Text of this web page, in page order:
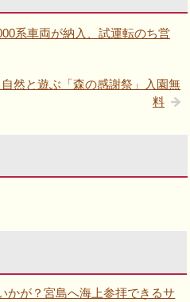
系車両が納入、試運転のち営
然と遊ぶ「森の感謝祭」入園無
料
かが？宮島へ海上参拝できるサ